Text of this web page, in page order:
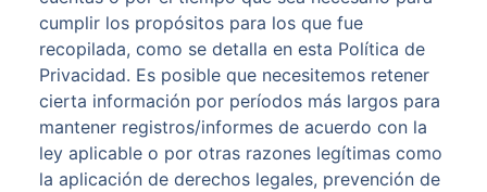
cumplir los propósitos para los que fue
recopilada, como se detalla en esta Política de
Privacidad. Es posible que necesitemos retener
cierta información por períodos más largos para
mantener registros/informes de acuerdo con la
ley aplicable o por otras razones legítimas como
la aplicación de derechos legales, prevención de